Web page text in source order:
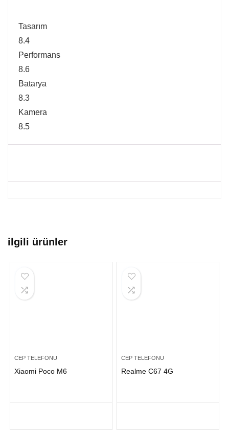
Tasarım
8.4
Performans
8.6
Batarya
8.3
Kamera
8.5
ilgili ürünler
CEP TELEFONU
Xiaomi Poco M6
CEP TELEFONU
Realme C67 4G